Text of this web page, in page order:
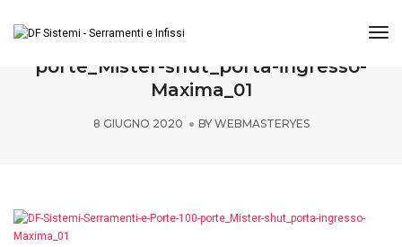
DF-Sistemi-Serramenti-e-Porte-100-
porte_Mister-shut_porta-ingresso-
Maxima_01
8 GIUGNO 2020 BY WEBMASTERYES